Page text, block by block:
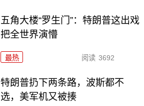
五角大楼“罗生门”：特朗普这出戏
把全世界演懵
最热 阅读 3692
特朗普扔下两条路，波斯都不
选，美军机又被揍